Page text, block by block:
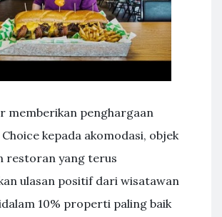
memberikan penghargaan
kepada akomodasi, objek
restoran yang terus
ulasan positif dari wisatawan
10% properti paling baik